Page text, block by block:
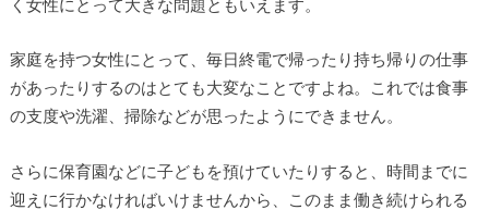
く女性にとって大きな問題ともいえます。
家庭を持つ女性にとって、毎日終電で帰ったり持ち帰りの仕事
があったりするのはとても大変なことですよね。これでは食事
の支度や洗濯、掃除などが思ったようにできません。
さらに保育園などに子どもを預けていたりすると、時間までに
迎えに行かなければいけませんから、このまま働き続けられる